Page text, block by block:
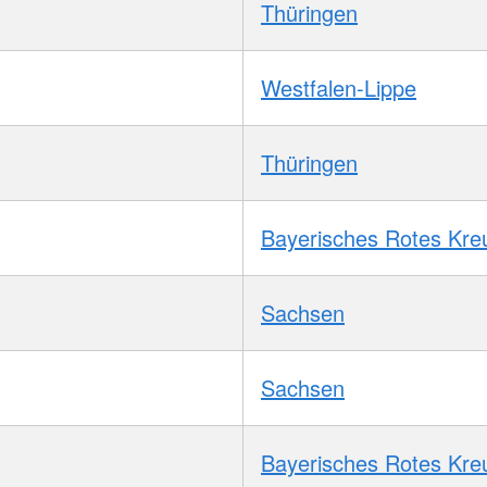
Thüringen
Westfalen-Lippe
Thüringen
Bayerisches Rotes
Sachsen
Sachsen
Bayerisches Rotes